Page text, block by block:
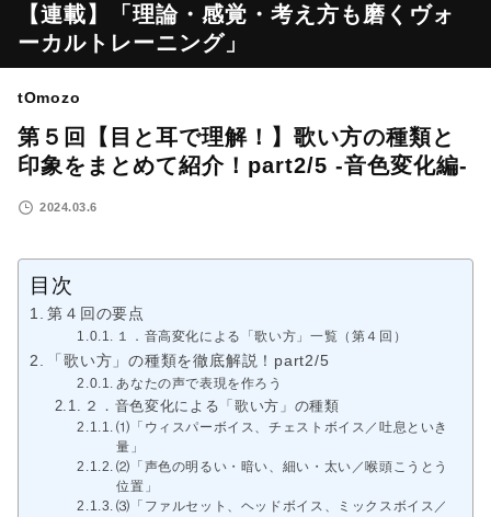
【連載】「理論・感覚・考え方も磨くヴォ
ーカルトレーニング」
tOmozo
第５回【目と耳で理解！】歌い方の種類と
印象をまとめて紹介！part2/5 -音色変化編-
2024.03.6
目次
第４回の要点
１．音高変化による「歌い方」一覧（第４回）
「歌い方」の種類を徹底解説！part2/5
あなたの声で表現を作ろう
２．音色変化による「歌い方」の種類
⑴「ウィスパーボイス、チェストボイス／吐息といき
量」
⑵「声色の明るい・暗い、細い・太い／喉頭こうとう
位置」
⑶「ファルセット、ヘッドボイス、ミックスボイス／